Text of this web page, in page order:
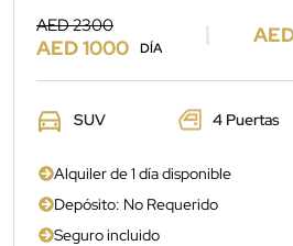
AED 2300
AED 1000 DÍA
SUV 4 Puertas
Alquiler de 1 día disponible
Depósito: No Requerido
Seguro incluido